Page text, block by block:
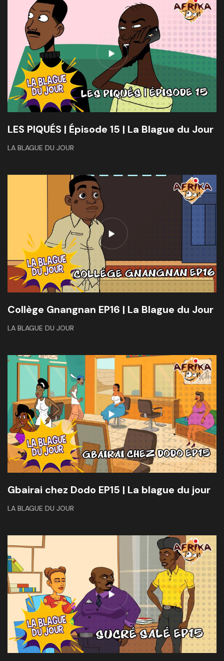
LES PIQUÉS | Épisode 15 | La Blague du Jour
LA BLAGUE DU JOUR
Collège Gnangnan EP16 | La Blague du Jour
LA BLAGUE DU JOUR
Gbairai chez Dodo EP15 | La blague du jour
LA BLAGUE DU JOUR